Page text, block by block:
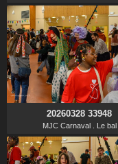
20260328 33948
MJC Carnaval . Le bal